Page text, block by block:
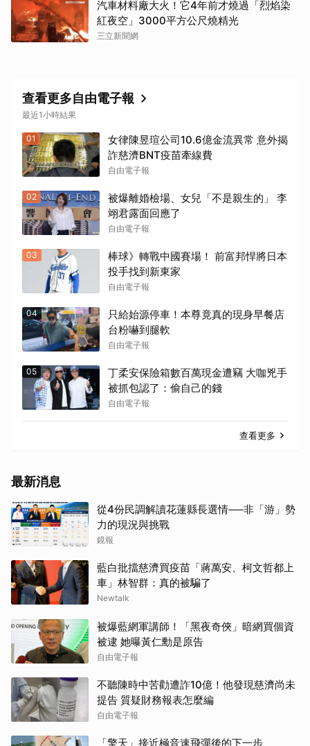
汽車材料廠大火！它4年前才燒過「烈焰染
紅夜空」3000平方公尺燒精光
三立新聞網
查看更多自由電子報
最近1小時結果
01
女律陳昱瑄公司10.6億金流異常 意外揭
詐慈濟BNT疫苗牽線費
自由電子報
02
被爆離婚檢場、女兒「不是親生的」 李
翊君露面回應了
自由電子報
03
棒球》轉戰中國賽場！ 前富邦悍將日本
投手找到新東家
自由電子報
04
只給始源停車！本尊竟真的現身早餐店
台粉嚇到腿軟
自由電子報
05
丁柔安保險箱數百萬現金遭竊 大咖兇手
被抓包認了：偷自己的錢
自由電子報
查看更多
最新消息
從4份民調解讀花蓮縣長選情──非「游」勢
力的現況與挑戰
鏡報
藍白批擋慈濟買疫苗「蔣萬安、柯文哲都上
車」林智群：真的被騙了
Newtalk
被爆藍網軍講師！「黑夜奇俠」暗網買個資
被逮 她曝黃仁勳是原告
自由電子報
不聽陳時中苦勸遭詐10億！他發現慈濟尚未
提告 質疑財務報表怎麼編
自由電子報
「擎天」接近極音速飛彈後的下一步
取消